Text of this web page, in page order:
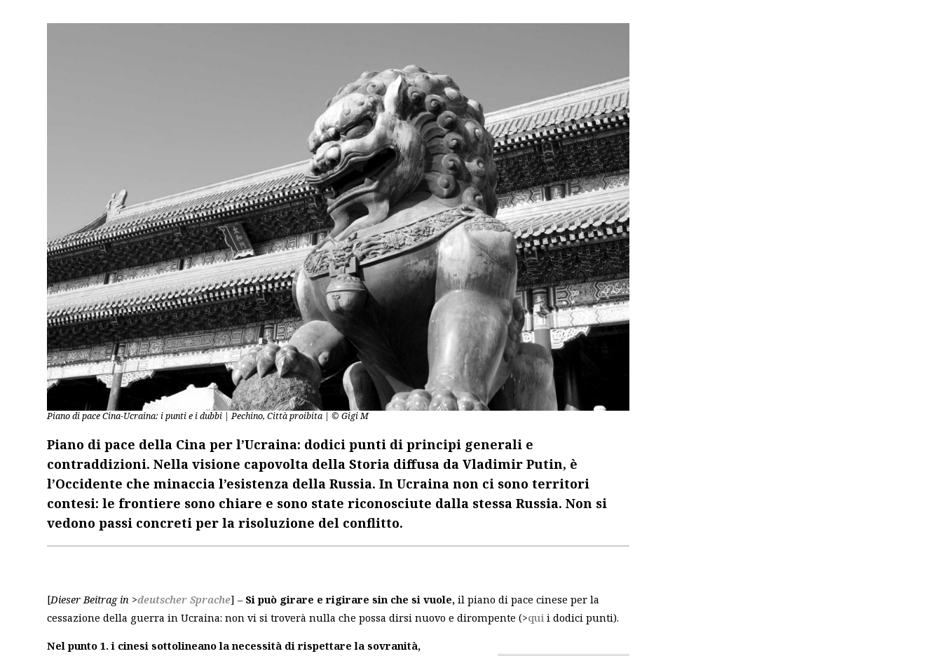
Piano di pace Cina-Ucraina: i punti e i dubbi | Pechino, Città proibita | © Gigi M
Piano di pace della Cina per l’Ucraina: dodici punti di principi generali e
contraddizioni. Nella visione capovolta della Storia diffusa da Vladimir Putin, è
l’Occidente che minaccia l’esistenza della Russia. In Ucraina non ci sono territori
contesi: le frontiere sono chiare e sono state riconosciute dalla stessa Russia. Non si
vedono passi concreti per la risoluzione del conflitto.
[Dieser Beitrag in >deutscher Sprache] – Si può girare e rigirare sin che si vuole, il piano di pace cinese per la
cessazione della guerra in Ucraina: non vi si troverà nulla che possa dirsi nuovo e dirompente (>qui i dodici punti).
Nel punto 1. i cinesi sottolineano la necessità di rispettare la sovranità,